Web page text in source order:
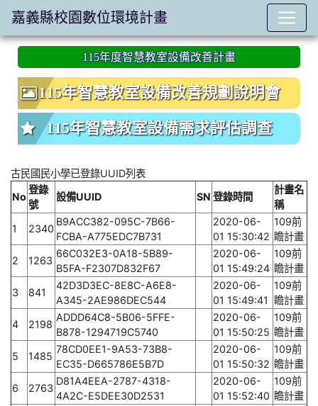
:::
115年度智慧教室設備改善計畫
115年智慧教室設備改善規劃說明會
115年智慧教室設備需求評估調查
古民國民小學已登錄UUID列表
No
登錄
號
設備UUID SN 登錄時間
計畫名
稱
1
2340
B9ACC382-095C-7B66-
FCBA-A775EDC7B731
2020-06-
01 15:30:42
109前
瞻計畫
2
1263
66C032E3-0A18-5B89-
B5FA-F2307D832F67
2020-06-
01 15:49:24
109前
瞻計畫
3
841
42D3D3EC-8E8C-A6E8-
A345-2AE986DEC544
2020-06-
01 15:49:41
109前
瞻計畫
4
2198
ADDD64C8-5B06-5FFE-
B878-1294719C5740
2020-06-
01 15:50:25
109前
瞻計畫
5
1485
78CD0EE1-9A53-73B8-
EC35-D665786E5B7D
2020-06-
01 15:50:32
109前
瞻計畫
6
2763
D81A4EEA-2787-4318-
4A2C-E5DEE30D2531
2020-06-
01 15:52:40
109前
瞻計畫
嘉義縣校園數位環境計畫